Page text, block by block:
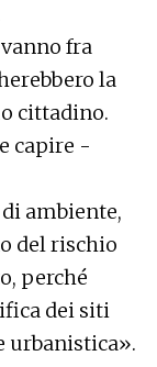
fra
la
cittadino.
capire -
ambiente,
del rischio
perché
dei siti
urbanistica».